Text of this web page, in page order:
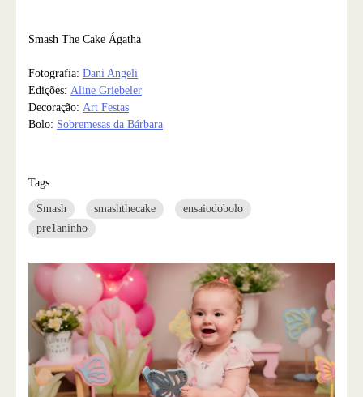
Smash The Cake Ágatha
Fotografia: Dani Angeli
Edições: Aline Griebeler
Decoração: Art Festas
Bolo: Sobremesas da Bárbara
Tags
Smash smashthecake
ensaiodobolo
pre1aninho